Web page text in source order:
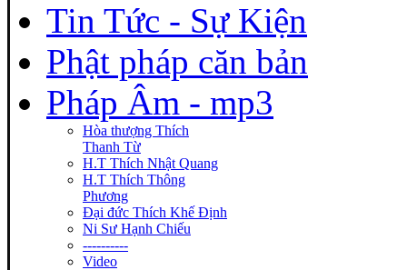
Tin Tức - Sự Kiện
Phật pháp căn bản
Pháp Âm - mp3
Hòa thượng Thích
Thanh Từ
H.T Thích Nhật Quang
H.T Thích Thông
Phương
Đại đức Thích Khế Định
Ni Sư Hạnh Chiếu
----------
Video